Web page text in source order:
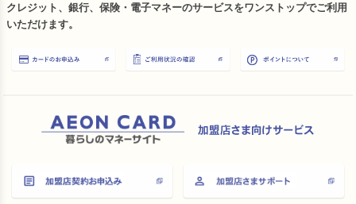
クレジット、銀行、保険・電子マネーのサービスをワンストップでご利用
いただけます。